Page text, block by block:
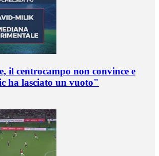
il centrocampo non convince e
ha lasciato un vuoto"